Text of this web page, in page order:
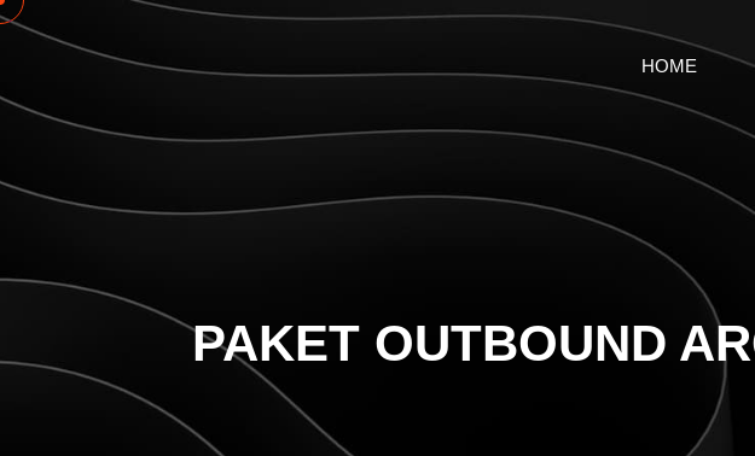
HOME
PAKET OUTBOUND